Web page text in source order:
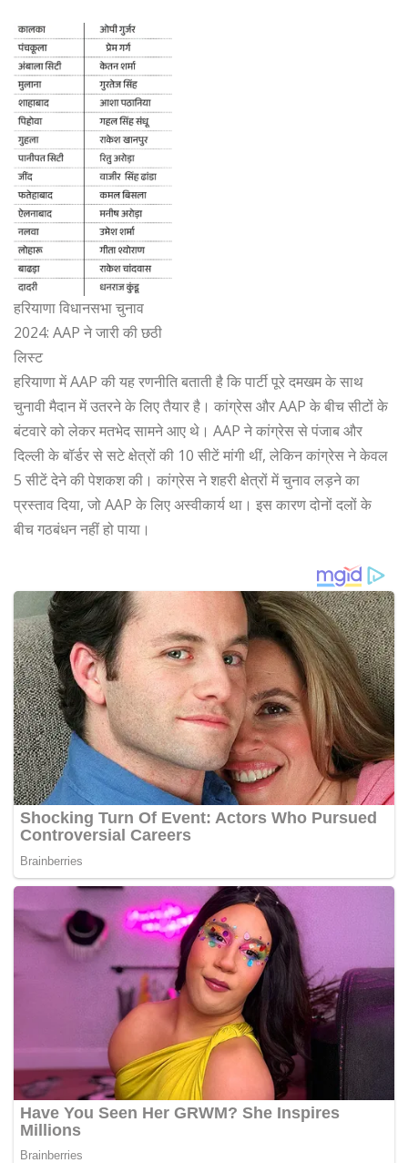
हरियाणा विधानसभा चुनाव
2024: AAP ने जारी की छठी
लिस्ट
हरियाणा में AAP की यह रणनीति बताती है कि पार्टी पूरे दमखम के साथ
चुनावी मैदान में उतरने के लिए तैयार है। कांग्रेस और AAP के बीच सीटों के
बंटवारे को लेकर मतभेद सामने आए थे। AAP ने कांग्रेस से पंजाब और
दिल्ली के बॉर्डर से सटे क्षेत्रों की 10 सीटें मांगी थीं, लेकिन कांग्रेस ने केवल
5 सीटें देने की पेशकश की। कांग्रेस ने शहरी क्षेत्रों में चुनाव लड़ने का
प्रस्ताव दिया, जो AAP के लिए अस्वीकार्य था। इस कारण दोनों दलों के
बीच गठबंधन नहीं हो पाया।